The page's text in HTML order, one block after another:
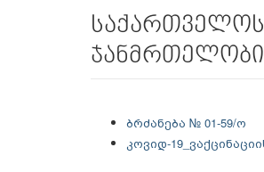
ბრძანება № 01-59/ო
კოვიდ-